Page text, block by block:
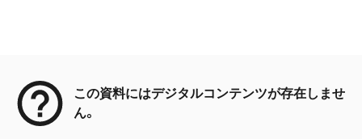
この資料にはデジタルコンテンツが存在しませ
ん。